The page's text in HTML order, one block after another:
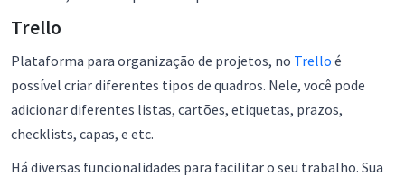
Trello
Plataforma para organização de projetos, no Trello é
possível criar diferentes tipos de quadros. Nele, você pode
adicionar diferentes listas, cartões, etiquetas, prazos,
checklists, capas, e etc.
Há diversas funcionalidades para facilitar o seu trabalho. Sua